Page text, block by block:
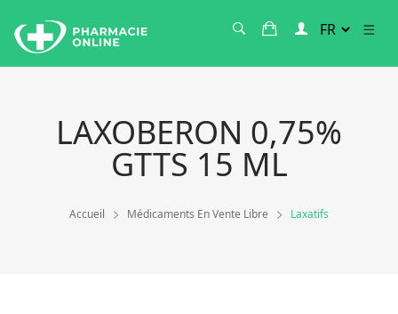
LAXOBERON 0,75%
GTTS 15 ML
Accueil Médicaments En Vente Libre Laxatifs